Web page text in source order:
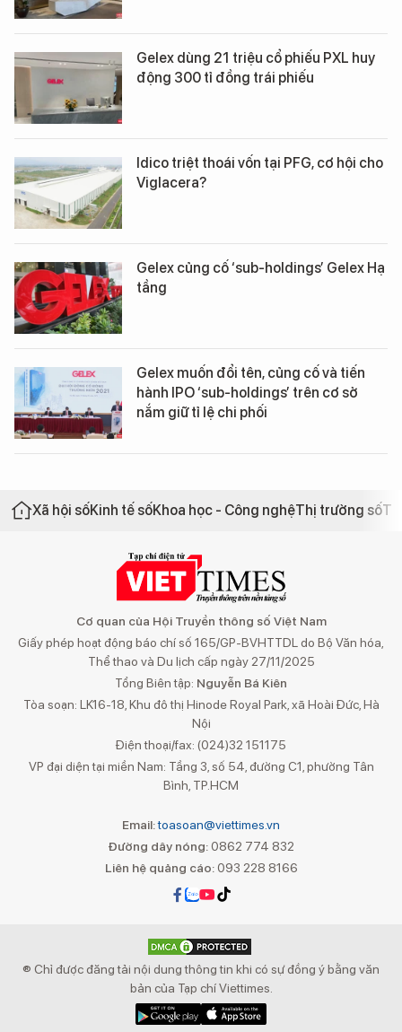
Gelex dùng 21 triệu cổ phiếu PXL huy
động 300 tỉ đồng trái phiếu
Idico triệt thoái vốn tại PFG, cơ hội cho
Viglacera?
Gelex củng cố ‘sub-holdings’ Gelex Hạ
tầng
Gelex muốn đổi tên, củng cố và tiến
hành IPO ‘sub-holdings’ trên cơ sở
nắm giữ tỉ lệ chi phối
Xã hội sốKinh tế sốKhoa học - Công nghệThị trường số
Cơ quan của Hội Truyền thông số Việt Nam
Giấy phép hoạt động báo chí số 165/GP-BVHTTDL do Bộ Văn hóa,
Thể thao và Du lịch cấp ngày 27/11/2025
Tổng Biên tập: Nguyễn Bá Kiên
Tòa soạn: LK16-18, Khu đô thị Hinode Royal Park, xã Hoài Đức, Hà
Nội
Điện thoại/fax: (024)32 151175
VP đại diện tại miền Nam: Tầng 3, số 54, đường C1, phường Tân
Bình, TP.HCM
Email:toasoan@viettimes.vn
Đường dây nóng: 0862 774 832
Liên hệ quảng cáo:093 228 8166
® Chỉ được đăng tải nội dung thông tin khi có sự đồng ý bằng văn
bản của Tạp chí Viettimes.